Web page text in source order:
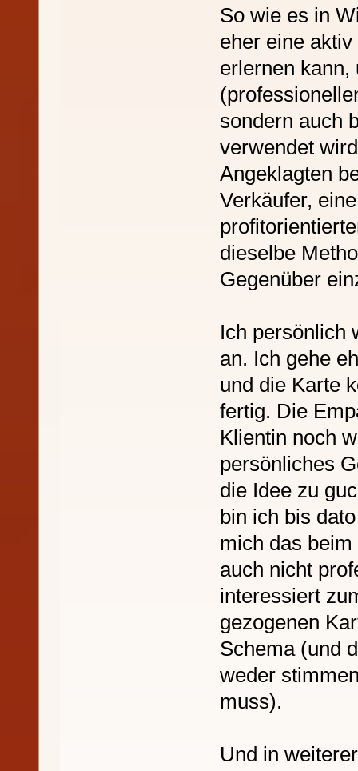
So wie es in
eher eine
erlernen kann,
sondern auch
verwendet
Angeklagten
Verkäufer,
dieselbe
Gegenüber
Ich persönlich
an. Ich gehe
und die Karte
fertig. Die
Klientin noch
persönliches
die Idee zu
bin ich bis
mich das
auch nicht
interessiert
gezogenen
Schema (und
weder
muss).
Und in